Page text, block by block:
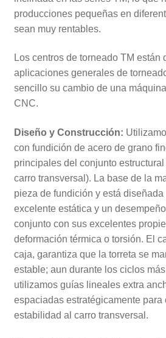
producciones pequeñas en
sean muy rentables.
Los centros de torneado TM están
aplicaciones generales de
sencillo su cambio de una
CNC.
Diseño y Construcción:
con fundición de acero de grano
principales del conjunto
carro transversal). La base de la
pieza de fundición y está
excelente estática y un
conjunto con sus excelentes
deformación térmica o torsión. El
caja, garantiza que la torreta se
estable; aun durante los ciclos
utilizamos guías lineales extra
espaciadas estratégicamente para
estabilidad al carro transversal.